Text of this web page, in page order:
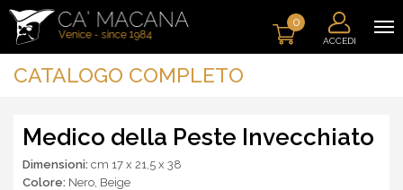
0
ACCEDI
CATALOGO COMPLETO
Medico della Peste Invecchiato
Dimensioni: cm 17 x 21,5 x 38
Colore: Nero, Beige